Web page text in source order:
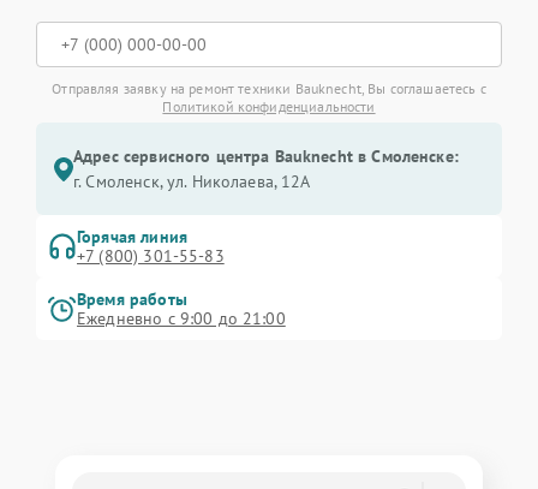
Отправляя заявку на ремонт техники Bauknecht, Вы соглашаетесь с
Политикой конфиденциальности
Адрес сервисного центра Bauknecht в Смоленске:
г. Смоленск, ул. Николаева, 12А
Горячая линия
+7 (800) 301-55-83
Время работы
Ежедневно с 9:00 до 21:00